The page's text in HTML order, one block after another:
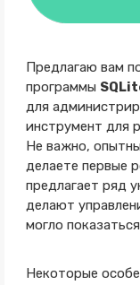
Предлагаю вам
программы
для
инструмент для
Не важно,
делаете первые
предлагает ряд
делают
могло
Некоторые